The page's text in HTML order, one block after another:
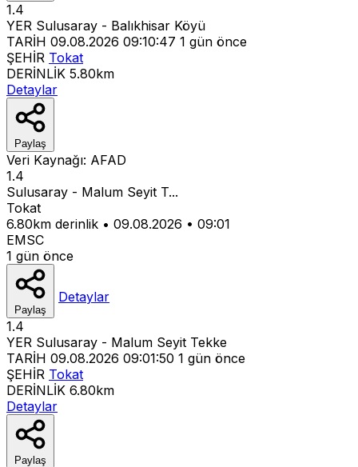
1.4
YER Sulusaray - Balıkhisar Köyü
TARİH 09.08.2026 09:10:47 1 gün önce
ŞEHİR Tokat
DERİNLİK 5.80km
Detaylar
Paylaş
Veri Kaynağı: AFAD
1.4
Sulusaray - Malum Seyit T...
Tokat
6.80km derinlik • 09.08.2026 • 09:01
EMSC
1 gün önce
Paylaş
Detaylar
1.4
YER Sulusaray - Malum Seyit Tekke
TARİH 09.08.2026 09:01:50 1 gün önce
ŞEHİR Tokat
DERİNLİK 6.80km
Detaylar
Paylaş